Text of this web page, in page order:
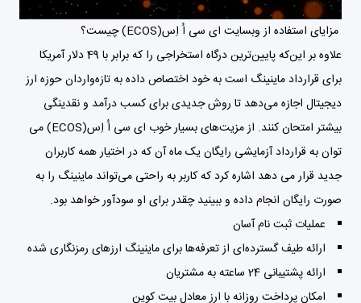
مزایای استفاده از وبسایت ای سی اُ اِس(ECOS) چیست؟
علاوه بر این‌که پایین‌ترین درگاه استخراجی را که برابر با 49 دلار آمریکا
برای قرارداد ماینینگ است به خود اختصاص داده به تازه‌واردان حوزه ارز
دیجیتال اجازه می‌دهد تا روش جدیدی برای کسب درآمد و نقدینگی
بیشتر امتحان کنند. از مزیت‌های بسیار خوب ای سی اُ اِس(ECOS) می
توان به قرارداد آزمایشی رایگان یک ماه آن که در اختیار همه کاربران
جدید قرار می دهد اشاره کرد که کاربر به راحتی می‌تواند ماینینگ را به
صورت رایگان انجام داده و ببینید چقدر برای او سودآور خواهد بود.
عملیات ثبت نام آسان
ارائه طیف گسترده‌ای از تعرفه‌ها برای ماینینگ ارزهای رمزنگاری شده
ارائه پشتیبانی 24 ساعته به مشتریان
امکان پرداخت روزانه با ارز معادل بیت کوین